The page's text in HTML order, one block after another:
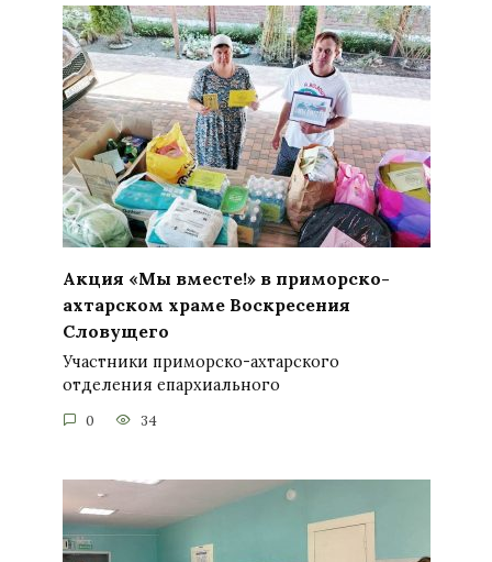
Акция «Мы вместе!» в приморско-
ахтарском храме Воскресения
Словущего
Участники приморско-ахтарского
отделения епархиального
0 34